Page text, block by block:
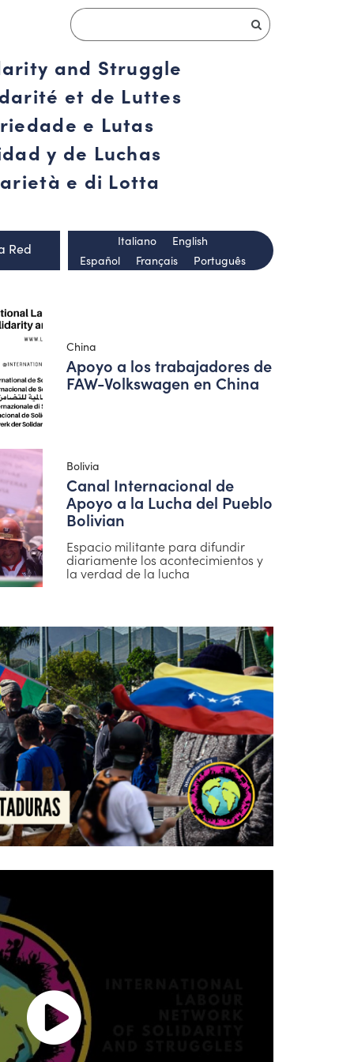
and Struggle
et de Luttes
e Lutas
y de Luchas
e di Lotta
Red
Español Français Português
Italiano English
China
Apoyo a los trabajadores de
FAW-Volkswagen en China
Bolivia
Canal Internacional de
Apoyo a la Lucha del Pueblo
Bolivian
Espacio militante para difundir
diariamente los acontecimientos y
la verdad de la lucha